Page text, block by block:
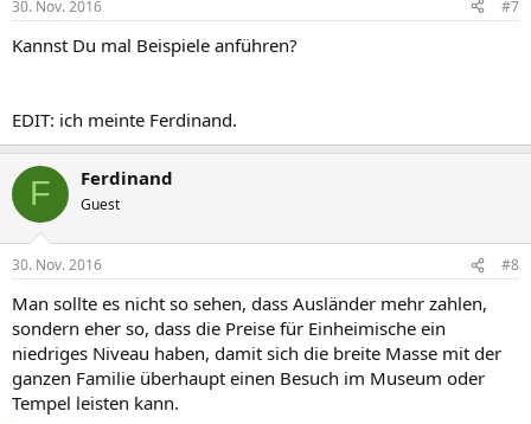
30. Nov. 2016 #7
Kannst Du mal Beispiele anführen?
EDIT: ich meinte Ferdinand.
F Ferdinand
Guest
30. Nov. 2016 #8
Man sollte es nicht so sehen, dass Ausländer mehr zahlen,
sondern eher so, dass die Preise für Einheimische ein
niedriges Niveau haben, damit sich die breite Masse mit der
ganzen Familie überhaupt einen Besuch im Museum oder
Tempel leisten kann.